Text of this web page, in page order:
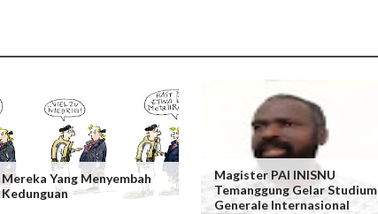
Mereka Yang Menyembah
Kedunguan
Magister PAI INISNU
Temanggung Gelar Studium
Generale Internasional